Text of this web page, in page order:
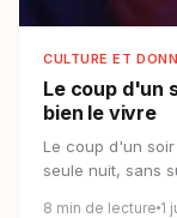
CULTURE ET
Le coup d'un
bien le vivre
Le coup d'un
seule nuit, sans
8 min de lecture 1